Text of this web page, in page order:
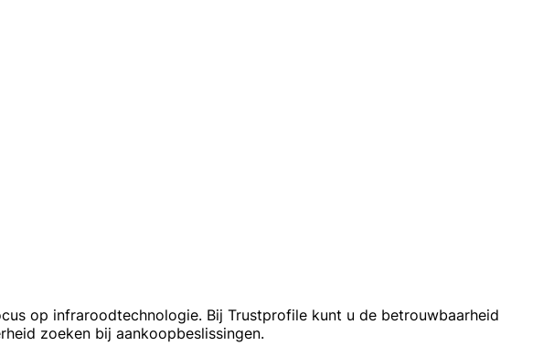
op infraroodtechnologie. Bij Trustprofile kunt u de betrouwbaarheid
zoeken bij aankoopbeslissingen.